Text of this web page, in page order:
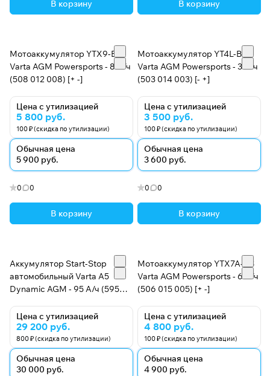
В корзину В корзину
Мотоаккумулятор YTX9-BS
Varta AGM Powersports - 8 А/ч
(508 012 008) [+ -]
Цена с утилизацией
5 800 руб.
100 ₽ (скидка по утилизации)
Обычная цена
5 900 руб.
0 0
В корзину
Мотоаккумулятор YT4L-BS
Varta AGM Powersports - 3 А/ч
(503 014 003) [- +]
Цена с утилизацией
3 500 руб.
100 ₽ (скидка по утилизации)
Обычная цена
3 600 руб.
0 0
В корзину
Аккумулятор Start-Stop
автомобильный Varta A5
Dynamic AGM - 95 А/ч (595
Цена с утилизацией
29 200 руб.
800 ₽ (скидка по утилизации)
Обычная цена
30 000 руб.
Мотоаккумулятор YTX7A-BS
Varta AGM Powersports - 6 А/ч
(506 015 005) [+ -]
Цена с утилизацией
4 800 руб.
100 ₽ (скидка по утилизации)
Обычная цена
4 900 руб.